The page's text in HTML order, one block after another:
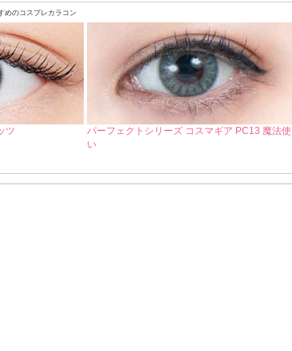
めのコスプレカラコン
ツ
パーフェクトシリーズ コスマギア PC13 魔法使
い